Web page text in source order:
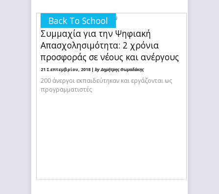
Back To School
Συμμαχία για την Ψηφιακή
Απασχολησιμότητα: 2 χρόνια
προσφοράς σε νέους και ανέργους
21 Σεπτεμβρίου, 2018 | by Δημήτρης Θωμαδάκης
200 άνεργοι εκπαιδεύτηκαν και εργάζονται ως
προγραμματιστές